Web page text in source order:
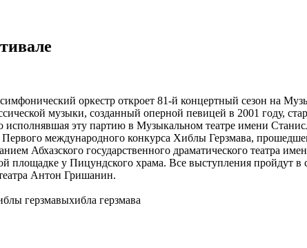
оркестр откроет 81-й концертный сезон на
музыки, созданный оперной певицей в 2001 году,
исполнявшая эту партию в Музыкальном театре имени
международного конкурса Хиблы Герзмава,
Абхазского государственного драматического театра
площадке у Пицундского храма. Все выступления пройдут
Антон Гришанин.
герзмавыхибла герзмава